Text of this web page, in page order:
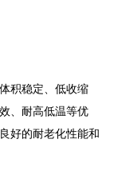
积稳定、低收缩
、耐高低温等优
好的耐老化性能和